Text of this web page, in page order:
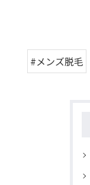
#メンズ脱毛